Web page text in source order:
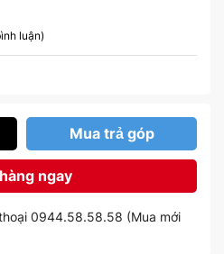
luận)
Mua trả góp
ngay
0944.58.58.58 (Mua mới